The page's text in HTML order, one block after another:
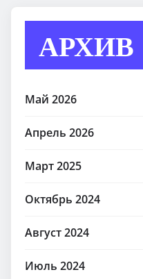
АРХИВ
Май 2026
Апрель 2026
Март 2025
Октябрь 2024
Август 2024
Июль 2024